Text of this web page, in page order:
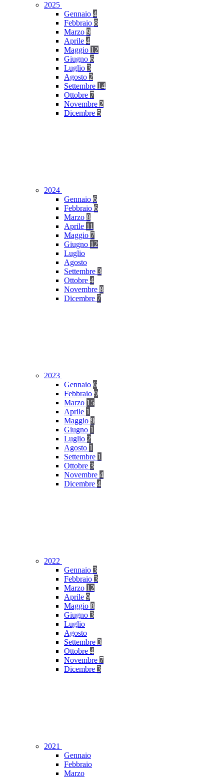
2025
Gennaio 4
Febbraio 8
Marzo 9
Aprile 4
Maggio 12
Giugno 6
Luglio 3
Agosto 2
Settembre 14
Ottobre 7
Novembre 2
Dicembre 5
2024
Gennaio 6
Febbraio 6
Marzo 8
Aprile 11
Maggio 7
Giugno 12
Luglio
Agosto
Settembre 3
Ottobre 4
Novembre 8
Dicembre 7
2023
Gennaio 6
Febbraio 9
Marzo 15
Aprile 1
Maggio 9
Giugno 1
Luglio 2
Agosto 1
Settembre 1
Ottobre 3
Novembre 4
Dicembre 4
2022
Gennaio 3
Febbraio 3
Marzo 12
Aprile 9
Maggio 8
Giugno 3
Luglio
Agosto
Settembre 3
Ottobre 4
Novembre 7
Dicembre 3
2021
Gennaio
Febbraio
Marzo